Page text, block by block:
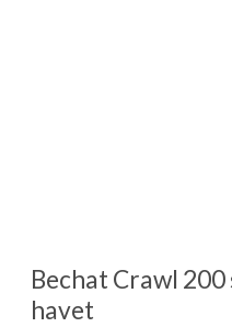
Bechat Crawl
havet